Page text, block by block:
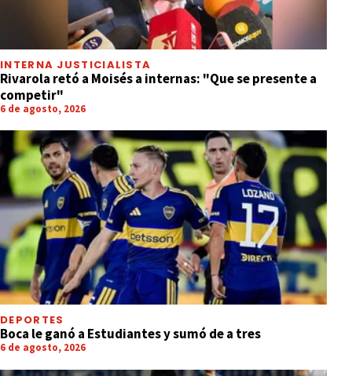
INTERNA JUSTICIALISTA
Rivarola retó a Moisés a internas: "Que se presente a
competir"
6 de agosto, 2026
DEPORTES
Boca le ganó a Estudiantes y sumó de a tres
6 de agosto, 2026